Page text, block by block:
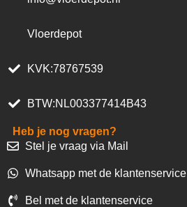
Vloerdepot
KVK:78767539
BTW:NL003377414B43
Heb je nog vragen?
Stel je vraag via Mail
Whatsapp met de klantenservice
Bel met de klantenservice